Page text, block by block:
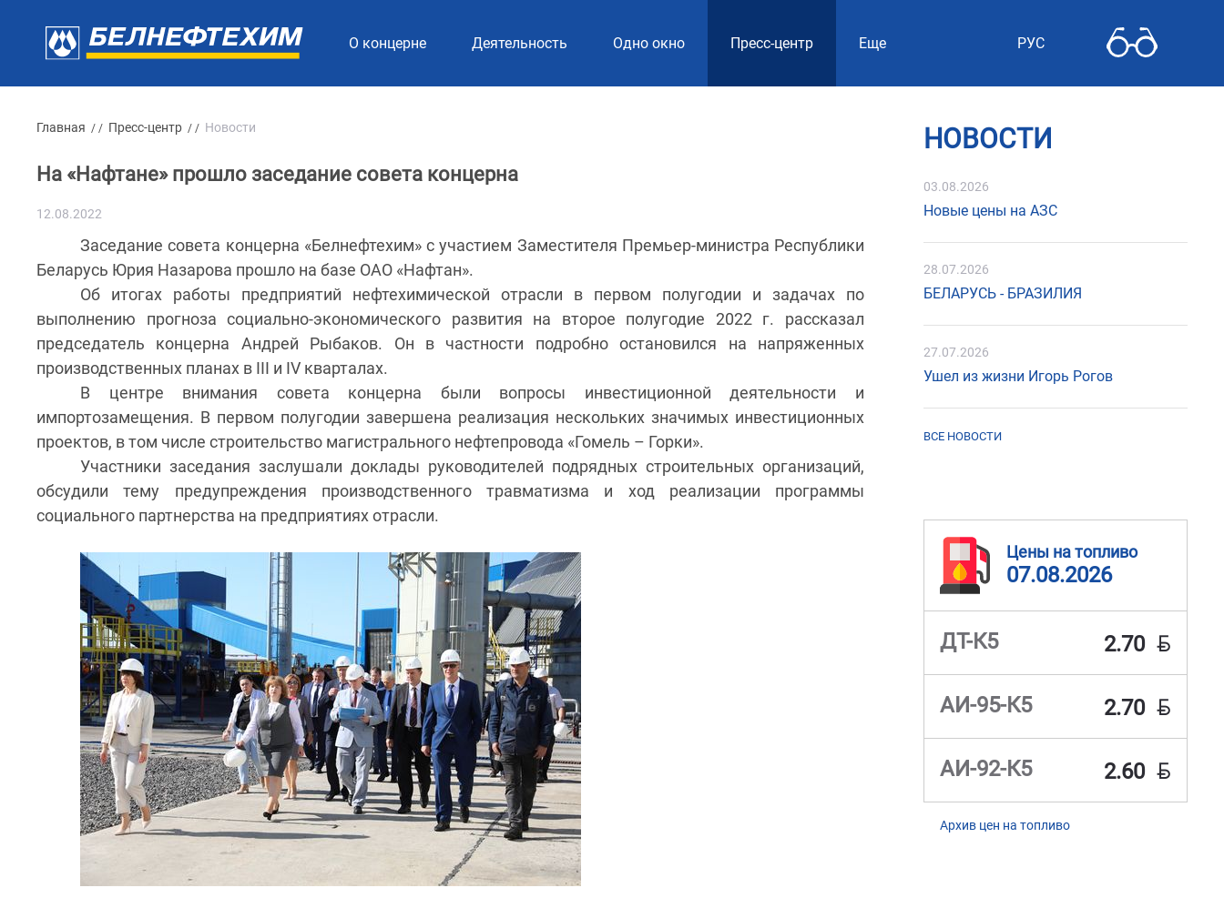
О концерне Деятельность Одно окно Пресс-центр Еще РУС
Главная / / Пресс-центр / / Новости
На «Нафтане» прошло заседание совета концерна
12.08.2022
Заседание совета концерна «Белнефтехим» с участием Заместителя Премьер-министра Республики
Беларусь Юрия Назарова прошло на базе ОАО «Нафтан».
Об итогах работы предприятий нефтехимической отрасли в первом полугодии и задачах по
выполнению прогноза социально-экономического развития на второе полугодие 2022 г. рассказал
председатель концерна Андрей Рыбаков. Он в частности подробно остановился на напряженных
производственных планах в III и IV кварталах.
В центре внимания совета концерна были вопросы инвестиционной деятельности и
импортозамещения. В первом полугодии завершена реализация нескольких значимых инвестиционных
проектов, в том числе строительство магистрального нефтепровода «Гомель – Горки».
Участники заседания заслушали доклады руководителей подрядных строительных организаций,
обсудили тему предупреждения производственного травматизма и ход реализации программы
социального партнерства на предприятиях отрасли.
НОВОСТИ
03.08.2026
Новые цены на АЗС
28.07.2026
БЕЛАРУСЬ - БРАЗИЛИЯ
27.07.2026
Ушел из жизни Игорь Рогов
ВСЕ НОВОСТИ
Цены на топливо
07.08.2026
ДТ-К5 2.70 BYN
АИ-95-К5 2.70 BYN
АИ-92-К5 2.60 BYN
Архив цен на топливо